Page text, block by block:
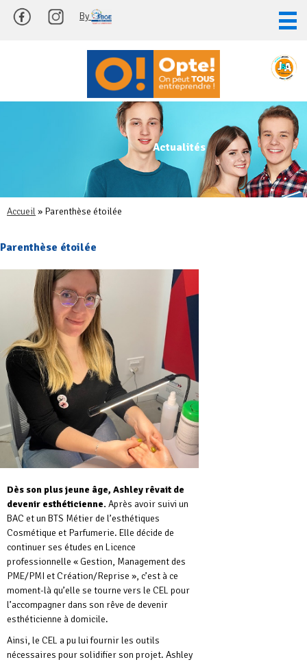
By
Actualités
Accueil » Parenthèse étoilée
Parenthèse étoilée
Dès son plus jeune âge, Ashley rêvait de
devenir esthéticienne.Après avoir suivi un
BAC et un BTS Métier de l’esthétiques
Cosmétique et Parfumerie. Elle décide de
continuer ses études en Licence
professionnelle « Gestion, Management des
PME/PMI et Création/Reprise », c’est à ce
moment-là qu’elle se tourne vers le CEL pour
l’accompagner dans son rêve de devenir
esthéticienne à domicile.
Ainsi, le CEL a pu lui fournir les outils
nécessaires pour solidifier son projet. Ashley